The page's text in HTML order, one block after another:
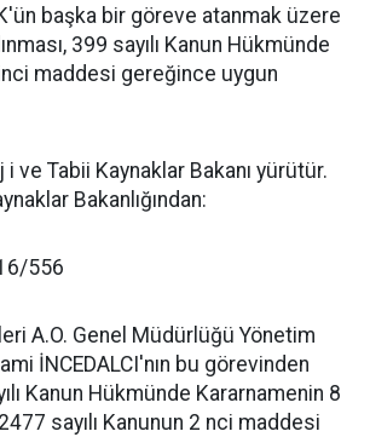
başka bir göreve atanmak üzere
399 sayılı Kanun Hükmünde
maddesi gereğince uygun
i ve Tabii Kaynaklar Bakanı yürütür.
Bakanlığından:
556
A.O. Genel Müdürlüğü Yönetim
İNCEDALCI'nın bu görevinden
Kanun Hükmünde Kararnamenin 8
sayılı Kanunun 2 nci maddesi